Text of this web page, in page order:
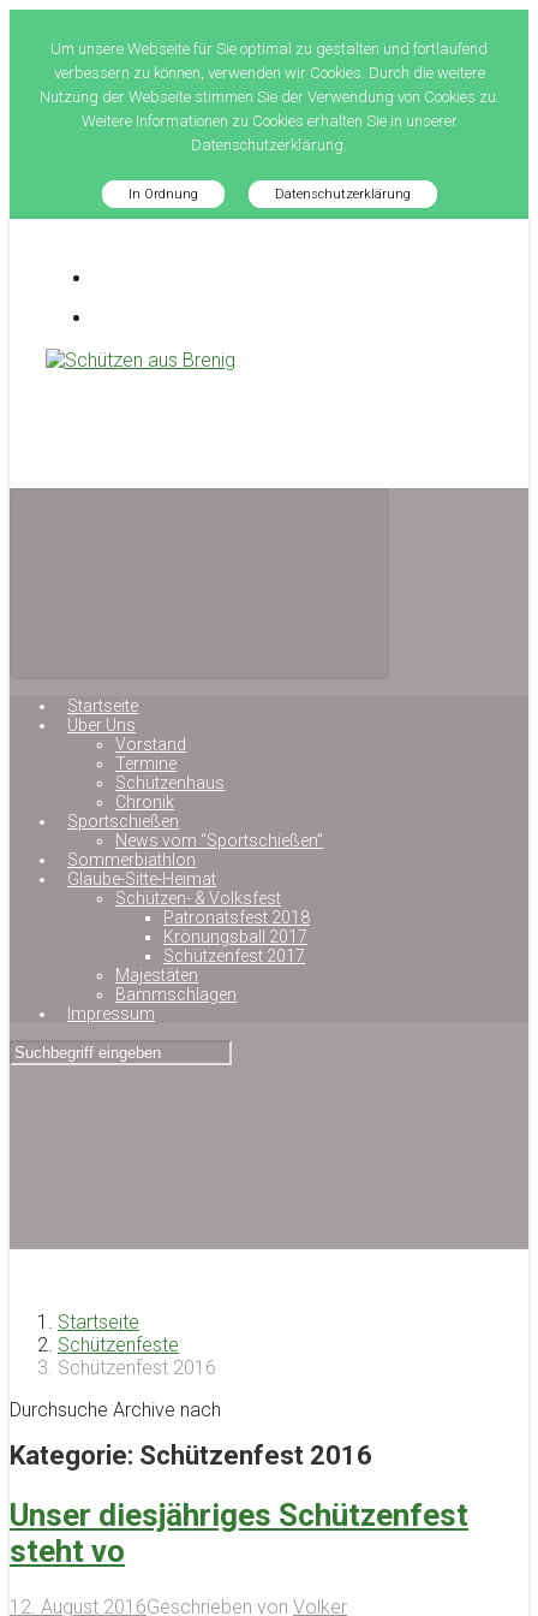
Um unsere Webseite für Sie optimal zu gestalten und fortlaufend
verbessern zu können, verwenden wir Cookies. Durch die weitere
Nutzung der Webseite stimmen Sie der Verwendung von Cookies zu.
Weitere Informationen zu Cookies erhalten Sie in unserer
Datenschutzerklärung.
In Ordnung Datenschutzerklärung
springen
Startseite
Über Uns
Vorstand
Termine
Schützenhaus
Chronik
Sportschießen
News vom “Sportschießen”
Sommerbiathlon
Glaube-Sitte-Heimat
Schützen- & Volksfest
Patronatsfest 2018
Krönungsball 2017
Schützenfest 2017
Majestäten
Bammschlagen
Impressum
Startseite
Schützenfeste
Schützenfest 2016
Durchsuche Archive nach
Kategorie: Schützenfest 2016
Unser diesjähriges Schützenfest
steht vo
12. August 2016Geschrieben von Volker